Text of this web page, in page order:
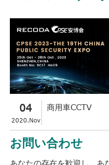
04
2020.Nov
商用車CCTV
お問い合わせ
あなたの存在を歓迎し、あ